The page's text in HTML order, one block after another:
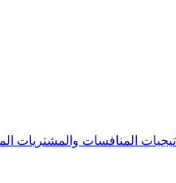
المنافسات والمشتريات